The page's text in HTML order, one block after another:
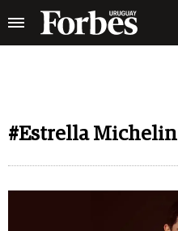
#Estrella Michelin